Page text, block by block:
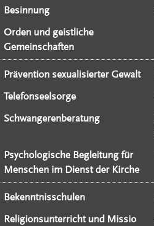
Besinnung
Orden und geistliche
Gemeinschaften
Prävention sexualisierter Gewalt
Telefonseelsorge
Schwangerenberatung
Psychologische Begleitung für
Menschen im Dienst der Kirche
Bekenntnisschulen
Religionsunterricht und Missio